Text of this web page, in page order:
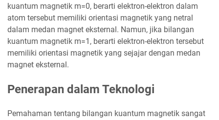
kuantum magnetik m=0, berarti elektron-elektron dalam
atom tersebut memiliki orientasi magnetik yang netral
dalam medan magnet eksternal. Namun, jika bilangan
kuantum magnetik m=1, berarti elektron-elektron tersebut
memiliki orientasi magnetik yang sejajar dengan medan
magnet eksternal.
Penerapan dalam Teknologi
Pemahaman tentang bilangan kuantum magnetik sangat